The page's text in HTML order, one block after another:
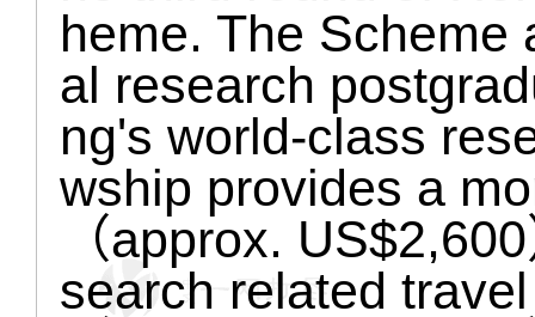
heme. The Scheme
al research
ng's world-class
wship provides a
（approx.
search related